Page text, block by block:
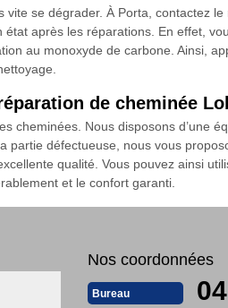
se dégrader. À Porta, contactez
après les réparations. En effet,
au monoxyde de carbone. Ainsi,
de cheminée
cheminées. Nous disposons d’une
défectueuse, nous vous
qualité. Vous pouvez ainsi
et le confort garanti.
Nos coordonnées
Bureau